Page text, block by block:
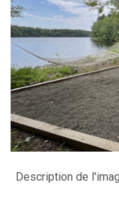
Description de